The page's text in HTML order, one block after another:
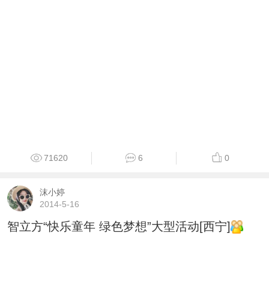
71620 6 0
沫小婷
2014-5-16
智立方“快乐童年 绿色梦想”大型活动[西宁]